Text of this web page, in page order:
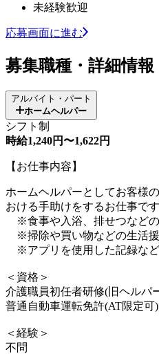
未経験歓迎
応募画面に進む
募集職種・詳細情報
アルバイト・パート
ホームヘルパー
シフト制
時給1,240円〜1,622円
【お仕事内容】
ホームヘルパーとしてお客様
おける手助けをするお仕事です
※食事や入浴、排せつなど
※掃除や買い物などの生活
※アプリを使用した記録など
＜資格＞
介護職員初任者研修(旧ヘル
普通自動車運転免許(AT限定
＜経験＞
不問